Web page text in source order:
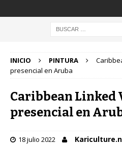
INICIO PINTURA
presencial en Aruba
Caribbean Linked
presencial en
18 julio 2022